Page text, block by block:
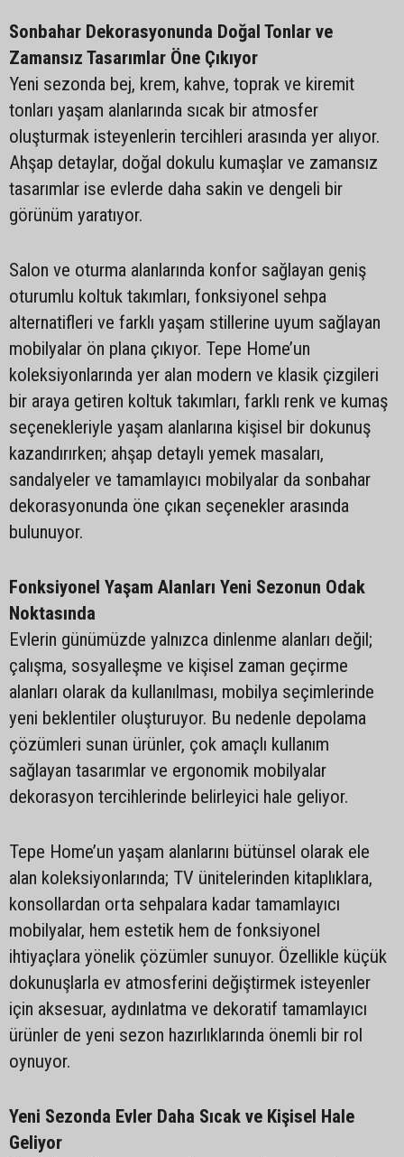
Sonbahar Dekorasyonunda Doğal Tonlar ve
Zamansız Tasarımlar Öne Çıkıyor
Yeni sezonda bej, krem, kahve, toprak ve kiremit
tonları yaşam alanlarında sıcak bir atmosfer
oluşturmak isteyenlerin tercihleri arasında yer alıyor.
Ahşap detaylar, doğal dokulu kumaşlar ve zamansız
tasarımlar ise evlerde daha sakin ve dengeli bir
görünüm yaratıyor.
Salon ve oturma alanlarında konfor sağlayan geniş
oturumlu koltuk takımları, fonksiyonel sehpa
alternatifleri ve farklı yaşam stillerine uyum sağlayan
mobilyalar ön plana çıkıyor. Tepe Home’un
koleksiyonlarında yer alan modern ve klasik çizgileri
bir araya getiren koltuk takımları, farklı renk ve kumaş
seçenekleriyle yaşam alanlarına kişisel bir dokunuş
kazandırırken; ahşap detaylı yemek masaları,
sandalyeler ve tamamlayıcı mobilyalar da sonbahar
dekorasyonunda öne çıkan seçenekler arasında
bulunuyor.
Fonksiyonel Yaşam Alanları Yeni Sezonun Odak
Noktasında
Evlerin günümüzde yalnızca dinlenme alanları değil;
çalışma, sosyalleşme ve kişisel zaman geçirme
alanları olarak da kullanılması, mobilya seçimlerinde
yeni beklentiler oluşturuyor. Bu nedenle depolama
çözümleri sunan ürünler, çok amaçlı kullanım
sağlayan tasarımlar ve ergonomik mobilyalar
dekorasyon tercihlerinde belirleyici hale geliyor.
Tepe Home’un yaşam alanlarını bütünsel olarak ele
alan koleksiyonlarında; TV ünitelerinden kitaplıklara,
konsollardan orta sehpalara kadar tamamlayıcı
mobilyalar, hem estetik hem de fonksiyonel
ihtiyaçlara yönelik çözümler sunuyor. Özellikle küçük
dokunuşlarla ev atmosferini değiştirmek isteyenler
için aksesuar, aydınlatma ve dekoratif tamamlayıcı
ürünler de yeni sezon hazırlıklarında önemli bir rol
oynuyor.
Yeni Sezonda Evler Daha Sıcak ve Kişisel Hale
Geliyor